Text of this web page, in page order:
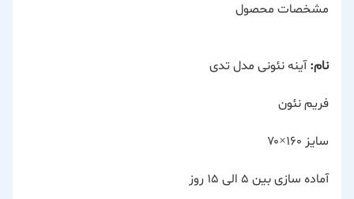
مشخصات محصول
نام:آینه نئونی مدل تدی
فریم نئون
سایز ۱۶۰×۷۰
آماده سازی بین ۵ الی ۱۵ روز